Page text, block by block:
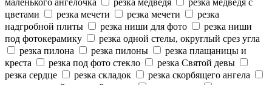
цветами
резка мечети резка мечети
резка
надгробной плиты
резка ниши для фото
резка ниши
под фотокерамику
резка одной стелы, округлый срез угла
резка пилона
резка пилоны
резка плащаницы и
креста
резка под фото стекло
резка Святой девы
резка сердце
резка складок
резка скорбящего ангела